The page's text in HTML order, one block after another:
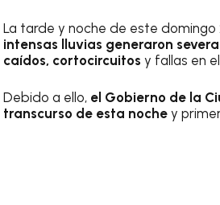
La tarde y noche de este domingo
intensas lluvias generaron
caídos, cortocircuitos y fallas en
Debido a ello, el Gobierno de la
transcurso de esta noche y